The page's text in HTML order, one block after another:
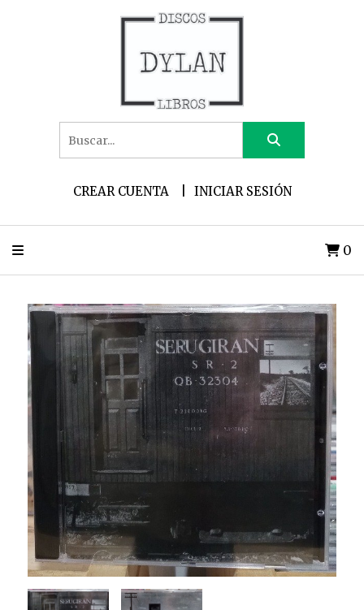
CREAR CUENTA INICIAR SESIÓN
0